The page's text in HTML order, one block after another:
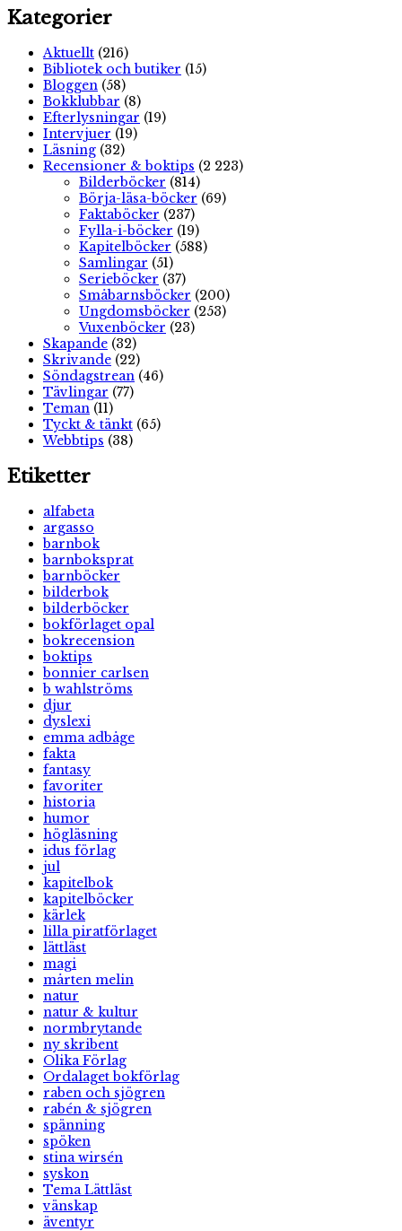
Kategorier
Aktuellt (216)
Bibliotek och butiker (15)
Bloggen (58)
Bokklubbar (8)
Efterlysningar (19)
Intervjuer (19)
Läsning (32)
Recensioner & boktips (2 223)
Bilderböcker (814)
Börja-läsa-böcker (69)
Faktaböcker (237)
Fylla-i-böcker (19)
Kapitelböcker (588)
Samlingar (51)
Serieböcker (37)
Småbarnsböcker (200)
Ungdomsböcker (253)
Vuxenböcker (23)
Skapande (32)
Skrivande (22)
Söndagstrean (46)
Tävlingar (77)
Teman (11)
Tyckt & tänkt (65)
Webbtips (38)
Etiketter
alfabeta
argasso
barnbok
barnboksprat
barnböcker
bilderbok
bilderböcker
bokförlaget opal
bokrecension
boktips
bonnier carlsen
b wahlströms
djur
dyslexi
emma adbåge
fakta
fantasy
favoriter
historia
humor
högläsning
idus förlag
jul
kapitelbok
kapitelböcker
kärlek
lilla piratförlaget
lättläst
magi
mårten melin
natur
natur & kultur
normbrytande
ny skribent
Olika Förlag
Ordalaget bokförlag
raben och sjögren
rabén & sjögren
spänning
spöken
stina wirsén
syskon
Tema Lättläst
vänskap
äventyr